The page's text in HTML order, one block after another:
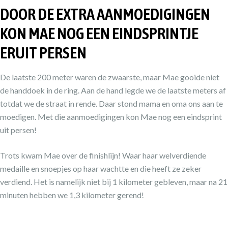
DOOR DE EXTRA AANMOEDIGINGEN
KON MAE NOG EEN EINDSPRINTJE
ERUIT PERSEN
De laatste 200 meter waren de zwaarste, maar Mae gooide niet
de handdoek in de ring. Aan de hand legde we de laatste meters af
totdat we de straat in rende. Daar stond mama en oma ons aan te
moedigen. Met die aanmoedigingen kon Mae nog een eindsprint
uit persen!
Trots kwam Mae over de finishlijn! Waar haar welverdiende
medaille en snoepjes op haar wachtte en die heeft ze zeker
verdiend. Het is namelijk niet bij 1 kilometer gebleven, maar na 21
minuten hebben we 1,3 kilometer gerend!